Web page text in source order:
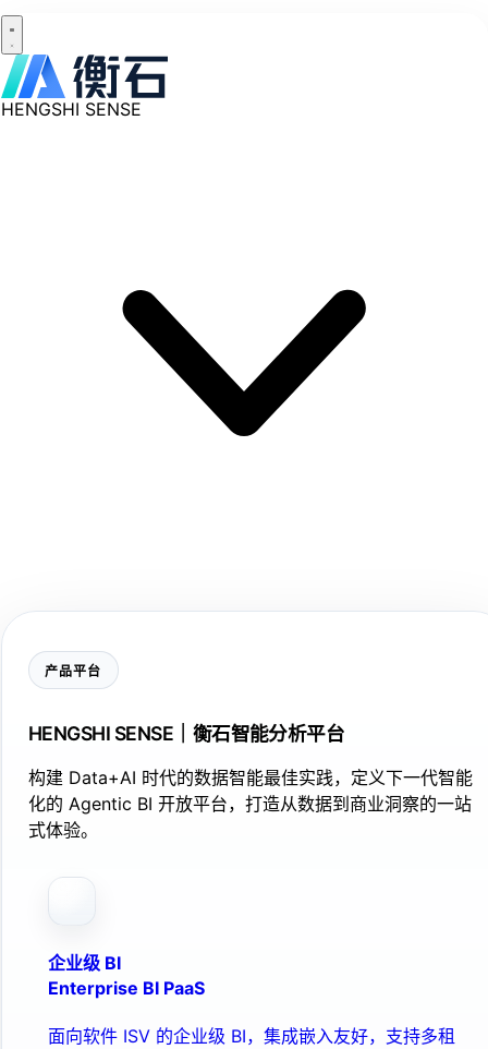
HENGSHI SENSE
产品平台
HENGSHI SENSE｜衡石智能分析平台
构建 Data+AI 时代的数据智能最佳实践，定义下一代智能
化的 Agentic BI 开放平台，打造从数据到商业洞察的一站
式体验。
企业级 BI
Enterprise BI PaaS
面向软件 ISV 的企业级 BI，集成嵌入友好，支持多租